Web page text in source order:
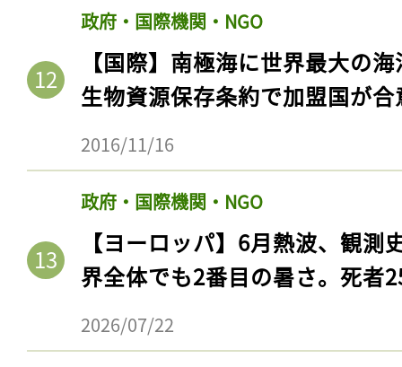
政府・国際機関・NGO
【国際】南極海に世界最大の
生物資源保存条約で加盟国が合
2016/11/16
政府・国際機関・NGO
【ヨーロッパ】6月熱波、観
界全体でも2番目の暑さ。死者
2026/07/22